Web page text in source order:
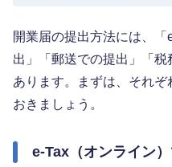
開業届の提出方法には、
出」「郵送での提出」「
あります。まずは、それ
おきましょう。
e-Tax（オンライン